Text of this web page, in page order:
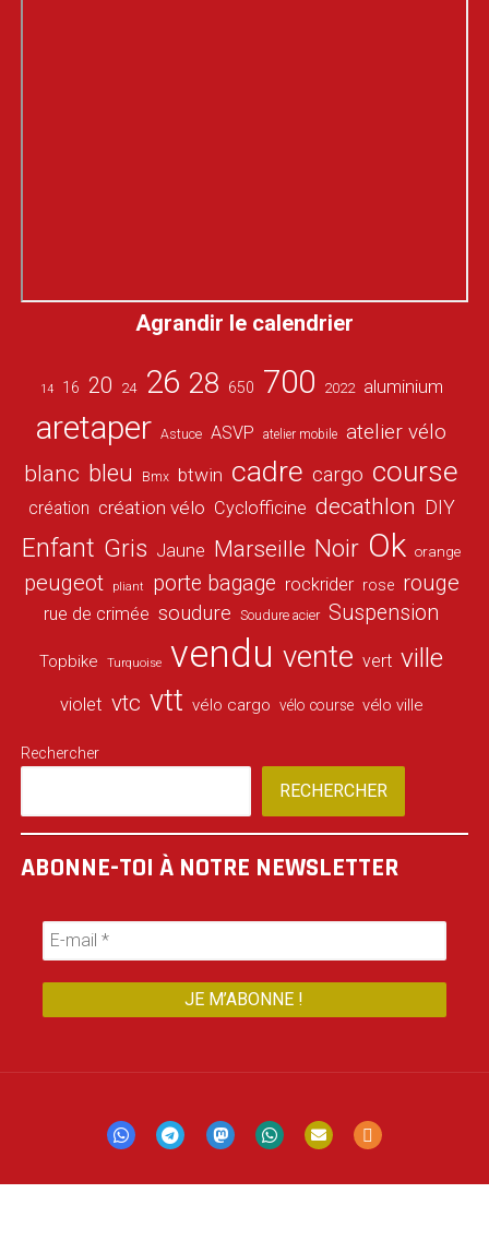
Agrandir le calendrier
14 16 20 24 26 28 650 700 2022 aluminium
aretaper Astuce ASVP atelier mobile atelier vélo
blanc bleu Bmx btwin cadre cargo course
création création vélo Cyclofficine decathlon DIY
Enfant Gris Jaune Marseille Noir Ok orange
peugeot pliant porte bagage rockrider rose rouge
rue de crimée soudure Soudure acier Suspension
Topbike Turquoise vendu vente vert ville
violet vtc vtt vélo cargo vélo course vélo ville
Rechercher
RECHERCHER
ABONNE-TOI À NOTRE NEWSLETTER